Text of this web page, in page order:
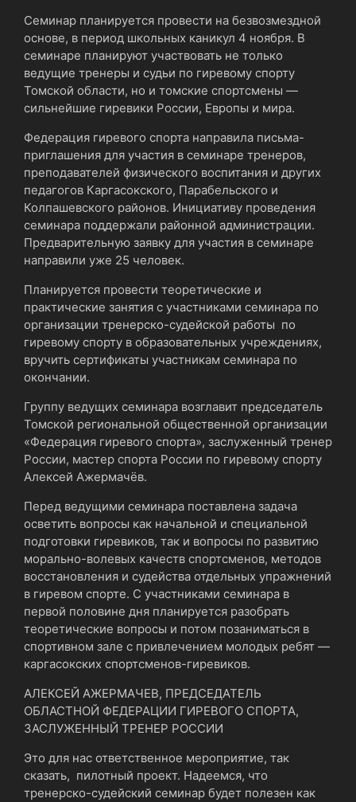
Семинар планируется провести на безвозмездной
основе, в период школьных каникул 4 ноября. В
семинаре планируют участвовать не только
ведущие тренеры и судьи по гиревому спорту
Томской области, но и томские спортсмены —
сильнейшие гиревики России, Европы и мира.
Федерация гиревого спорта направила письма-
приглашения для участия в семинаре тренеров,
преподавателей физического воспитания и других
педагогов Каргасокского, Парабельского и
Колпашевского районов. Инициативу проведения
семинара поддержали районной администрации.
Предварительную заявку для участия в семинаре
направили уже 25 человек.
Планируется провести теоретические и
практические занятия с участниками семинара по
организации тренерско-судейской работы по
гиревому спорту в образовательных учреждениях,
вручить сертификаты участникам семинара по
окончании.
Группу ведущих семинара возглавит председатель
Томской региональной общественной организации
«Федерация гиревого спорта», заслуженный тренер
России, мастер спорта России по гиревому спорту
Алексей Ажермачёв.
Перед ведущими семинара поставлена задача
осветить вопросы как начальной и специальной
подготовки гиревиков, так и вопросы по развитию
морально-волевых качеств спортсменов, методов
восстановления и судейства отдельных упражнений
в гиревом спорте. С участниками семинара в
первой половине дня планируется разобрать
теоретические вопросы и потом позаниматься в
спортивном зале с привлечением молодых ребят —
каргасокских спортсменов-гиревиков.
АЛЕКСЕЙ АЖЕРМАЧЕВ, ПРЕДСЕДАТЕЛЬ
ОБЛАСТНОЙ ФЕДЕРАЦИИ ГИРЕВОГО СПОРТА,
ЗАСЛУЖЕННЫЙ ТРЕНЕР РОССИИ
Это для нас ответственное мероприятие, так
сказать, пилотный проект. Надеемся, что
тренерско-судейский семинар будет полезен как